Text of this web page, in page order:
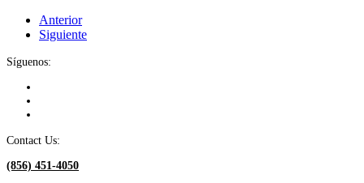
Anterior
Siguiente
Síguenos:
Contact Us:
(856) 451-4050